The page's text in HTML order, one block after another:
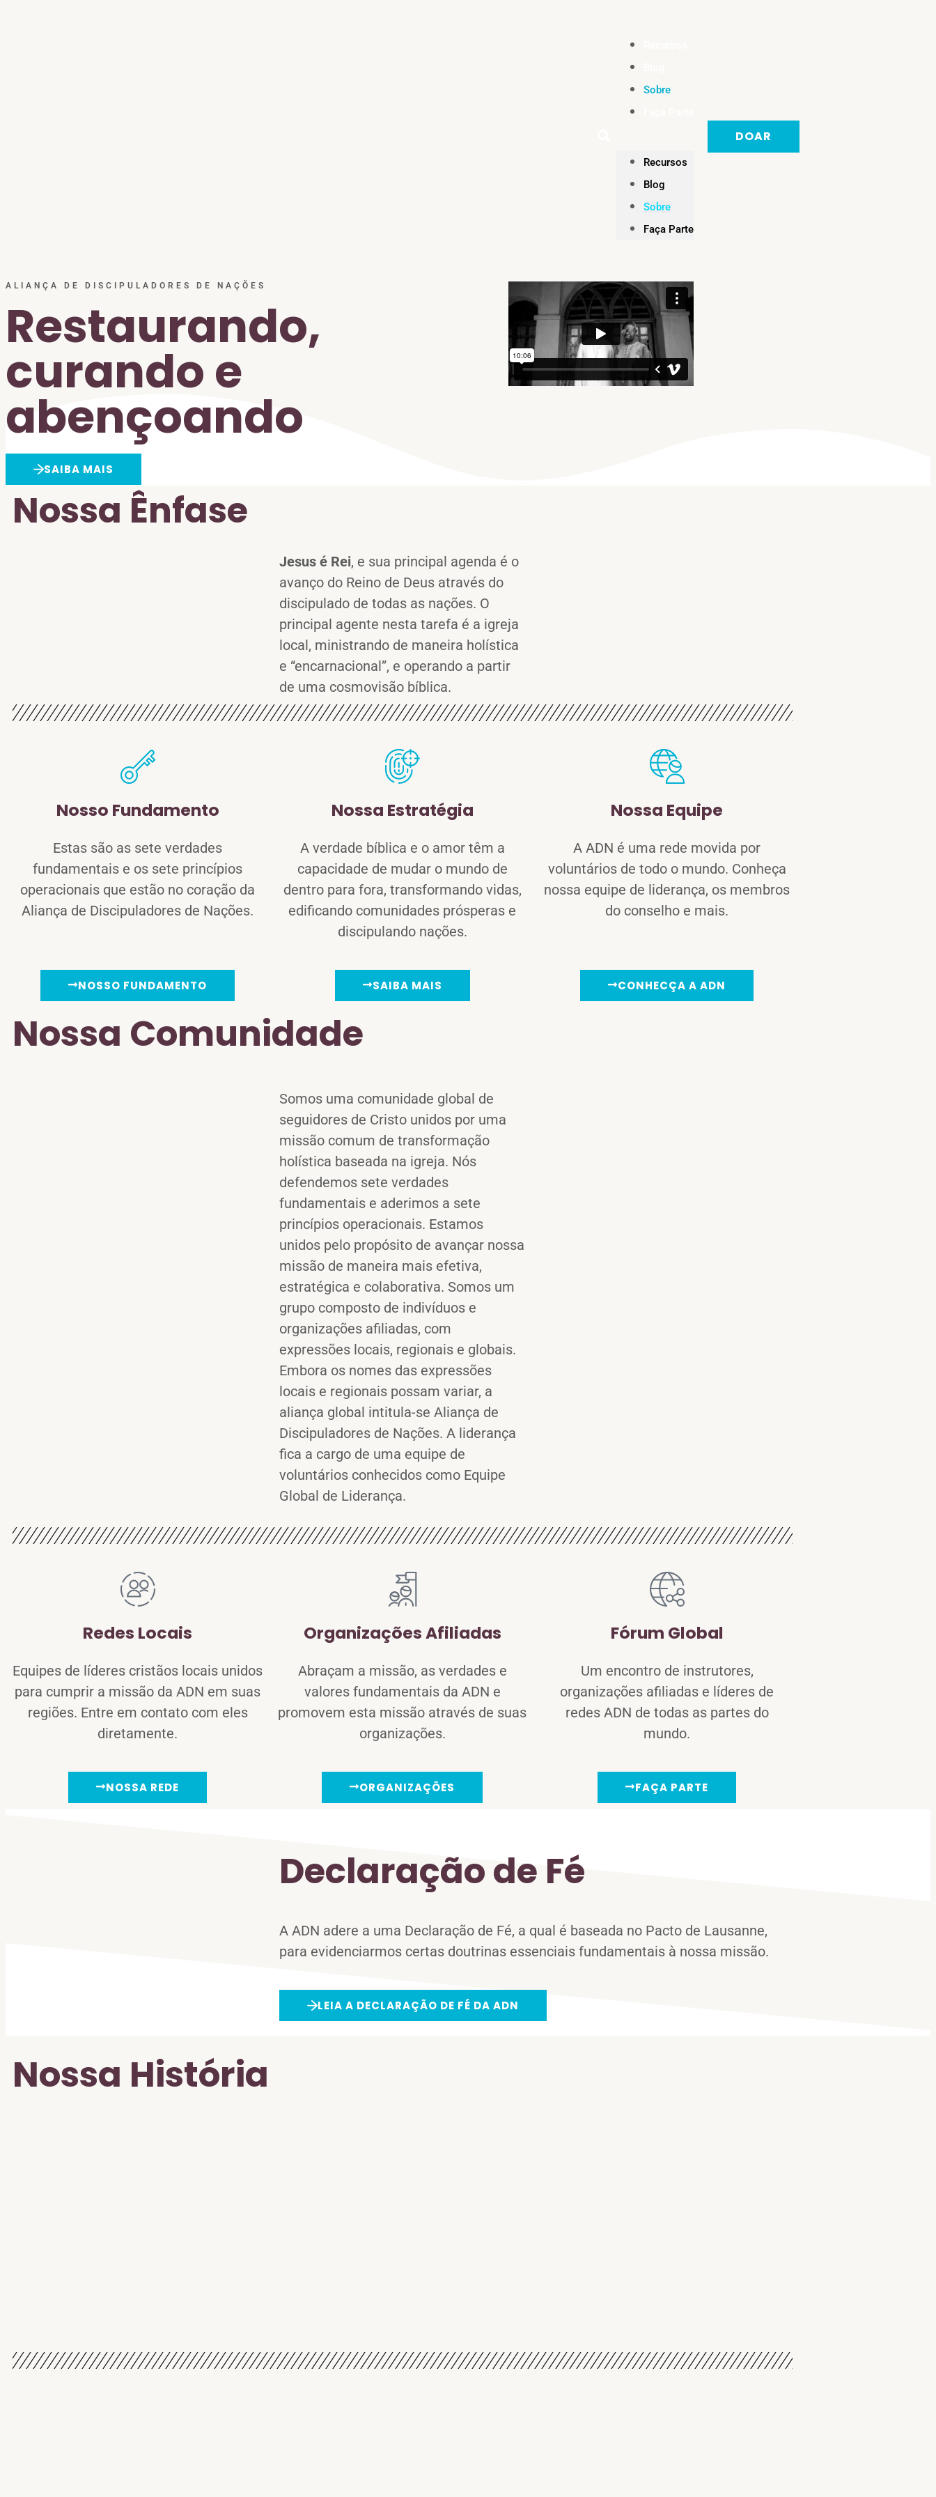
Sobre
Recursos
Blog
Sobre
Faça Parte
DOAR
ALIANÇA DE DISCIPULADORES DE NAÇÕES
Restaurando,
curando e
abençoando
SAIBA MAIS
Nossa Ênfase
Jesus é Rei, e sua principal agenda é o
avanço do Reino de Deus através do
discipulado de todas as nações. O
principal agente nesta tarefa é a igreja
local, ministrando de maneira holística
e “encarnacional”, e operando a partir
de uma cosmovisão bíblica.
Nosso Fundamento
Estas são as sete verdades
fundamentais e os sete princípios
operacionais que estão no coração da
Aliança de Discipuladores de Nações.​
Nossa Estratégia
A verdade bíblica e o amor têm a
capacidade de mudar o mundo de
dentro para fora, transformando vidas,
edificando comunidades prósperas e
discipulando nações.
Nossa Equipe
A ADN é uma rede movida por
voluntários de todo o mundo. Conheça
nossa equipe de liderança, os membros
do conselho e mais.
NOSSO FUNDAMENTO SAIBA MAIS CONHECÇA A ADN
Nossa Comunidade
Somos uma comunidade global de
seguidores de Cristo unidos por uma
missão comum de transformação
holística baseada na igreja. Nós
defendemos sete verdades
fundamentais e aderimos a sete
princípios operacionais. Estamos
unidos pelo propósito de avançar nossa
missão de maneira mais efetiva,
estratégica e colaborativa. Somos um
grupo composto de indivíduos e
organizações afiliadas, com
expressões locais, regionais e globais.
Embora os nomes das expressões
locais e regionais possam variar, a
aliança global intitula-se Aliança de
Discipuladores de Nações. A liderança
fica a cargo de uma equipe de
voluntários conhecidos como Equipe
Global de Liderança.
Redes Locais
Equipes de líderes cristãos locais unidos
para cumprir a missão da ADN em suas
regiões. Entre em contato com eles
diretamente.
Organizações Afiliadas
Abraçam a missão, as verdades e
valores fundamentais da ADN e
promovem esta missão através de suas
organizações.
Fórum Global
Um encontro de instrutores,
organizações afiliadas e líderes de
redes ADN de todas as partes do
mundo.
NOSSA REDE ORGANIZAÇÕES FAÇA PARTE
Declaração de Fé
A ADN adere a uma Declaração de Fé, a qual é baseada no Pacto de Lausanne,
para evidenciarmos certas doutrinas essenciais fundamentais à nossa missão.
LEIA A DECLARAÇÃO DE FÉ DA ADN
Nossa História